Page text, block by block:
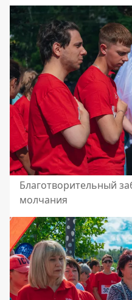
Благотворительный
молчания